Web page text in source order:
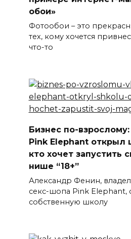
обои»
Фотообои – это
тех, кому хочется
что-то
Бизнес по-
Pink Elephant открыл
кто хочет запустить
нише “18+”
Александр Фенин,
секс-шопа Pink Elephant,
собственную школу